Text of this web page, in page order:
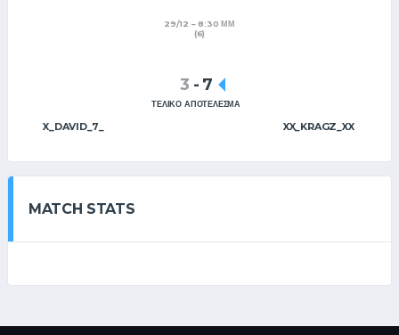
29/12
8:30 ΜΜ
(6)
X_DAVID_7_ XX_KRAGZ_XX
3 - 7
ΤΕΛΙΚΟ ΑΠΟΤΕΛΕΣΜΑ
MATCH STATS